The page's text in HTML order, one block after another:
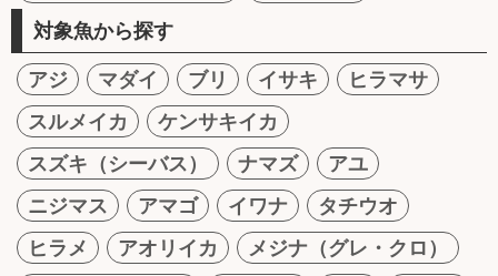
対象魚から探す
アジ マダイ ブリ イサキ
ヒラマサ
スルメイカ
ケンサキイカ
スズキ（シーバス）
ナマズ
アユ
ニジマス
アマゴ イワナ
タチウオ
ヒラメ
アオリイカ
メジナ（グレ・クロ）